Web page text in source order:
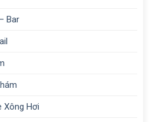
Bar
Xông Hơi